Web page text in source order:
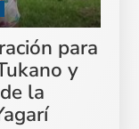
para
y
la